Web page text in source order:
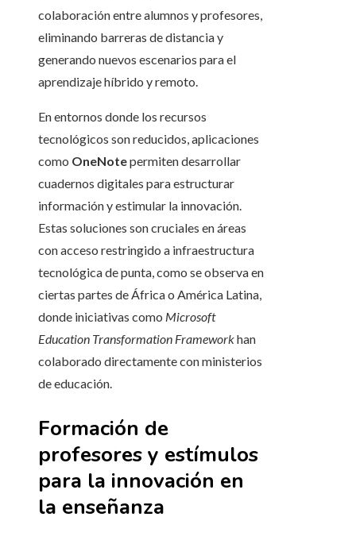
colaboración entre alumnos y profesores,
eliminando barreras de distancia y
generando nuevos escenarios para el
aprendizaje híbrido y remoto.
En entornos donde los recursos
tecnológicos son reducidos, aplicaciones
como OneNotepermiten desarrollar
cuadernos digitales para estructurar
información y estimular la innovación.
Estas soluciones son cruciales en áreas
con acceso restringido a infraestructura
tecnológica de punta, como se observa en
ciertas partes de África o América Latina,
donde iniciativas como Microsoft
Education Transformation Frameworkhan
colaborado directamente con ministerios
de educación.
Formación de
profesores y estímulos
para la innovación en
la enseñanza